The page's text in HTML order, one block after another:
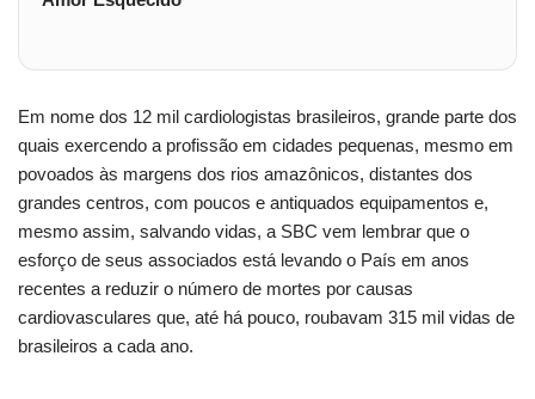
Em nome dos 12 mil cardiologistas brasileiros, grande parte dos
quais exercendo a profissão em cidades pequenas, mesmo em
povoados às margens dos rios amazônicos, distantes dos
grandes centros, com poucos e antiquados equipamentos e,
mesmo assim, salvando vidas, a SBC vem lembrar que o
esforço de seus associados está levando o País em anos
recentes a reduzir o número de mortes por causas
cardiovasculares que, até há pouco, roubavam 315 mil vidas de
brasileiros a cada ano.